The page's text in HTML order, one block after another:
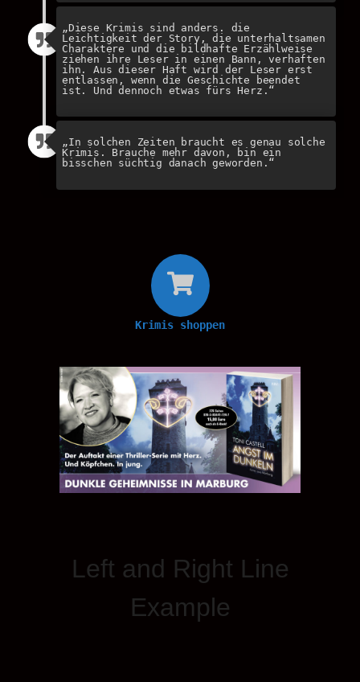
„Diese Krimis sind anders. die
Leichtigkeit der Story, die unterhaltsamen
Charaktere und die bildhafte Erzählweise
ziehen ihre Leser in einen Bann, verhaften
ihn. Aus dieser Haft wird der Leser erst
entlassen, wenn die Geschichte beendet
ist. Und dennoch etwas fürs Herz.“
„In solchen Zeiten braucht es genau solche
Krimis. Brauche mehr davon, bin ein
bisschen süchtig danach geworden.“
Krimis shoppen
Left and Right Line
Example